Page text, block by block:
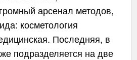
арсенал методов,
косметология
Последняя, в
подразделяется на две